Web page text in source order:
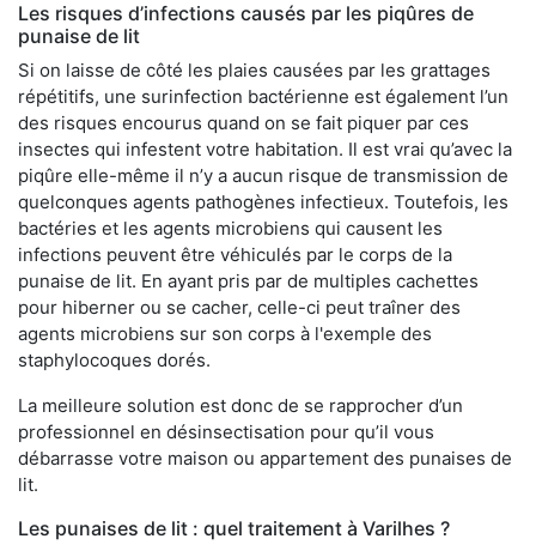
Les risques d’infections causés par les piqûres de
punaise de lit
Si on laisse de côté les plaies causées par les grattages
répétitifs, une surinfection bactérienne est également l’un
des risques encourus quand on se fait piquer par ces
insectes qui infestent votre habitation. Il est vrai qu’avec la
piqûre elle-même il n’y a aucun risque de transmission de
quelconques agents pathogènes infectieux. Toutefois, les
bactéries et les agents microbiens qui causent les
infections peuvent être véhiculés par le corps de la
punaise de lit. En ayant pris par de multiples cachettes
pour hiberner ou se cacher, celle-ci peut traîner des
agents microbiens sur son corps à l'exemple des
staphylocoques dorés.
La meilleure solution est donc de se rapprocher d’un
professionnel en désinsectisation pour qu’il vous
débarrasse votre maison ou appartement des punaises de
lit.
Les punaises de lit : quel traitement à Varilhes ?